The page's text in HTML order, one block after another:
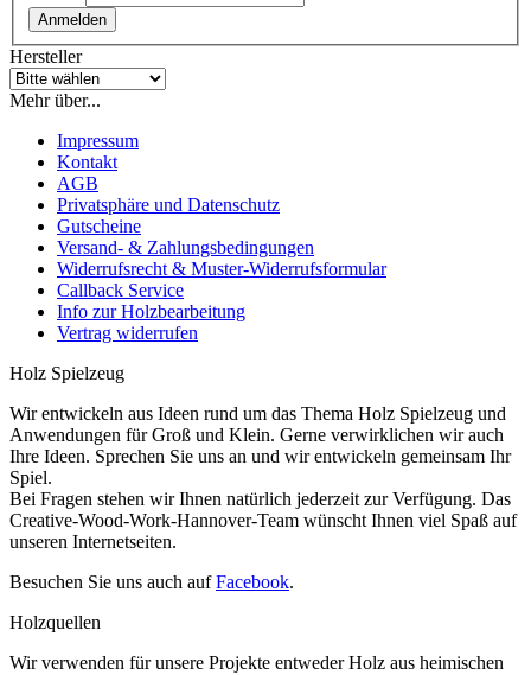
Anmelden
Hersteller
Mehr über...
Impressum
Kontakt
AGB
Privatsphäre und Datenschutz
Gutscheine
Versand- & Zahlungsbedingungen
Widerrufsrecht & Muster-Widerrufsformular
Callback Service
Info zur Holzbearbeitung
Vertrag widerrufen
Holz Spielzeug
Wir entwickeln aus Ideen rund um das Thema Holz Spielzeug und
Anwendungen für Groß und Klein. Gerne verwirklichen wir auch
Ihre Ideen. Sprechen Sie uns an und wir entwickeln gemeinsam Ihr
Spiel.
Bei Fragen stehen wir Ihnen natürlich jederzeit zur Verfügung. Das
Creative-Wood-Work-Hannover-Team wünscht Ihnen viel Spaß auf
unseren Internetseiten.
Besuchen Sie uns auch aufFacebook.
Holzquellen
Wir verwenden für unsere Projekte entweder Holz aus heimischen